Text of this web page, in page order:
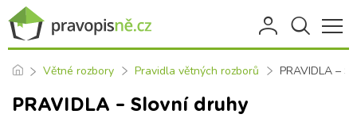
Větné rozbory Pravidla větných rozborů PRAVIDLA –
PRAVIDLA – Slovní druhy